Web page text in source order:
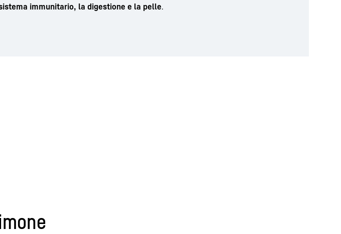
immunitario, la digestione e la pelle.